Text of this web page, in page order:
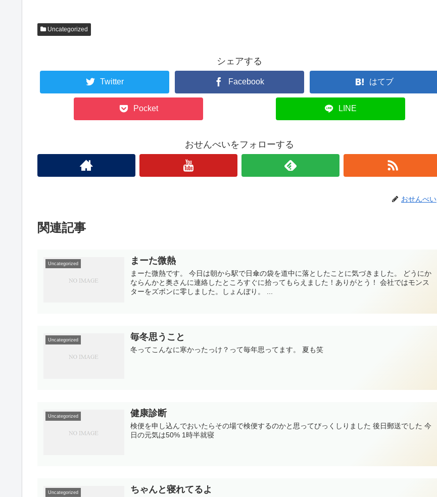
Uncategorized
シェアする
Twitter Facebook はてブ
Pocket LINE
おせんべいをフォローする
おせんべい
関連記事
Uncategorized まーた微熱
まーた微熱です。 今日は朝から駅で日傘の袋を道中に落としたことに気づきました。 どうにか
ならんかと奥さんに連絡したところすぐに拾ってもらえました！ありがとう！ 会社ではモンス
ターをズボンに零しました。しょんぼり。 ...
Uncategorized 毎冬思うこと
冬ってこんなに寒かったっけ？って毎年思ってます。 夏も笑
Uncategorized 健康診断
検便を申し込んでおいたらその場で検便するのかと思ってびっくしりました 後日郵送でした 今
日の元気は50% 1時半就寝
Uncategorized ちゃんと寝れてるよ